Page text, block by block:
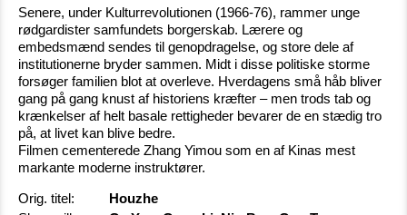
Senere, under Kulturrevolutionen (1966-76), rammer unge
rødgardister samfundets borgerskab. Lærere og
embedsmænd sendes til genopdragelse, og store dele af
institutionerne bryder sammen. Midt i disse politiske storme
forsøger familien blot at overleve. Hverdagens små håb bliver
gang på gang knust af historiens kræfter – men trods tab og
krænkelser af helt basale rettigheder bevarer de en stædig tro
på, at livet kan blive bedre.
Filmen cementerede Zhang Yimou som en af Kinas mest
markante moderne instruktører.
Orig. titel:
Houzhe